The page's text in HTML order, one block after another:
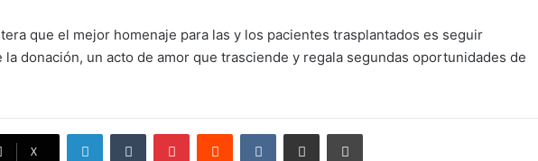
que el mejor homenaje para las y los pacientes trasplantados es seguir
donación, un acto de amor que trasciende y regala segundas oportunidades de
X
LinkedInTumblr PinterestReddit VKontakteCompartir por correo electrónicoImprimir